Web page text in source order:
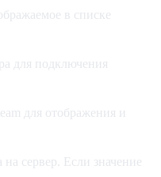
в списке
для подключения
для отображения и
сервер. Если значение